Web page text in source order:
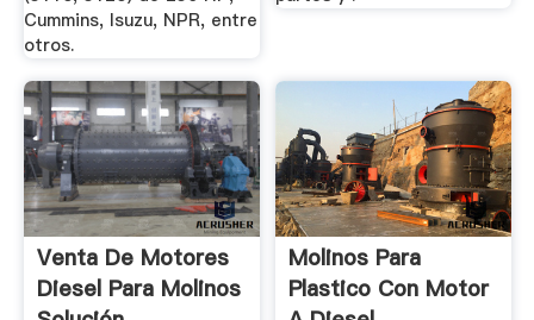
Cummins, Isuzu, NPR, entre
otros.
Venta De Motores
Diesel Para Molinos
Molinos Para
Plastico Con Motor